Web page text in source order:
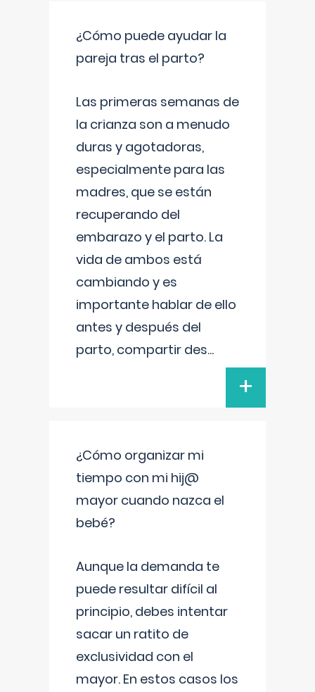
¿Cómo puede ayudar la
pareja tras el parto?
Las primeras semanas de
la crianza son a menudo
duras y agotadoras,
especialmente para las
madres, que se están
recuperando del
embarazo y el parto. La
vida de ambos está
cambiando y es
importante hablar de ello
antes y después del
parto, compartir des...
+
¿Cómo organizar mi
tiempo con mi hij@
mayor cuando nazca el
bebé?
Aunque la demanda te
puede resultar difícil al
principio, debes intentar
sacar un ratito de
exclusividad con el
mayor. En estos casos los